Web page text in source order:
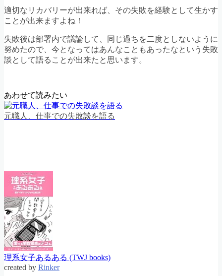
適切なリカバリーが出来れば、その失敗を経験として生かす
ことが出来ますよね！
失敗後は部署内で議論して、同じ過ちを二度としないように
努めたので、今となってはあんなこともあったなという失敗
談として語ることが出来たと思います。
あわせて読みたい
元職人、仕事での失敗談を語る
理系女子あるある (TWJ books)
created by Rinker